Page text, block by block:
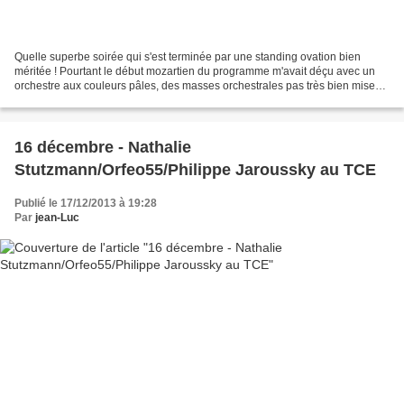
Quelle superbe soirée qui s'est terminée par une standing ovation bien
méritée ! Pourtant le début mozartien du programme m'avait déçu avec un
orchestre aux couleurs pâles, des masses orchestrales pas très bien mises
16 décembre - Nathalie
Stutzmann/Orfeo55/Philippe Jaroussky au TCE
Publié le 17/12/2013 à 19:28
Par jean-Luc